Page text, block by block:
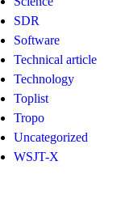
SDR
Software
Technical article
Technology
Toplist
Tropo
Uncategorized
WSJT-X